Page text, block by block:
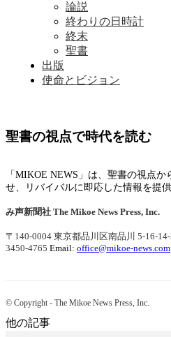
論説
終わりの日時計
終末
聖書
出版
使命とビジョン
聖書の視点で時代を読む
「MIKOE NEWS」は、聖書の視点
せ、リバイバルに即応した情報を提供
み声新聞社 The Mikoe News Press, Inc.
〒140-0004 東京都品川区南品川 5-16-
3450-4765 Email: office@mikoe-news.com
© Copyright - The Mikoe News Press, Inc.
他の記事